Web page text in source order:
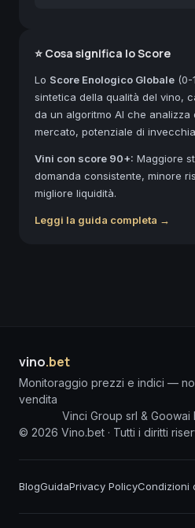
⭐ Cosa significa lo Score
Lo Score Enologico Globale (0-
sintetica della qualità del vino,
da un algoritmo AI che
mercato, potenziale di
Vini con score 90+: Maggiore
domanda consistente, minore
migliore liquidità.
Leggi la guida completa →
vino.bet
Monitoraggio prezzi e indici —
vendita
Vinci Group srl & Goowai
© 2026 Vino.bet · Tutti i diritti
BlogGuidaPrivacy PolicyCondizioni